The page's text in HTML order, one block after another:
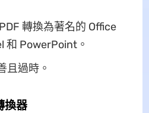
轉換為著名的 Office
和 PowerPoint。
且過時。
換器